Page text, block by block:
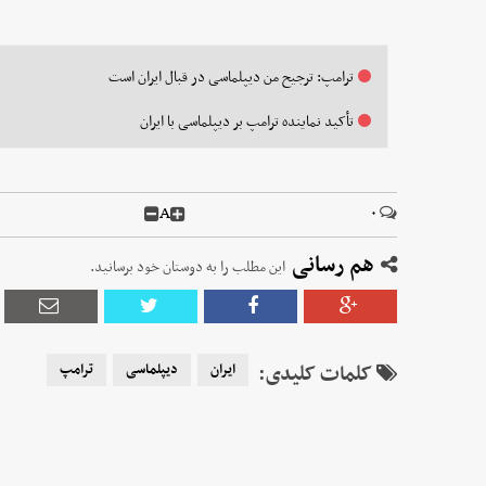
ترامپ: ترجیح من دیپلماسی در قبال ایران است
تأکید نماینده ترامپ بر دیپلماسی با ایران
۰ A
هم رسانی این مطلب را به دوستان خود برسانید.
کلمات کلیدی: ایران دیپلماسی ترامپ